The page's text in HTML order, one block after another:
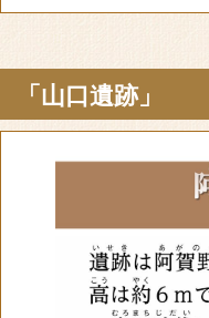
「山口遺跡」